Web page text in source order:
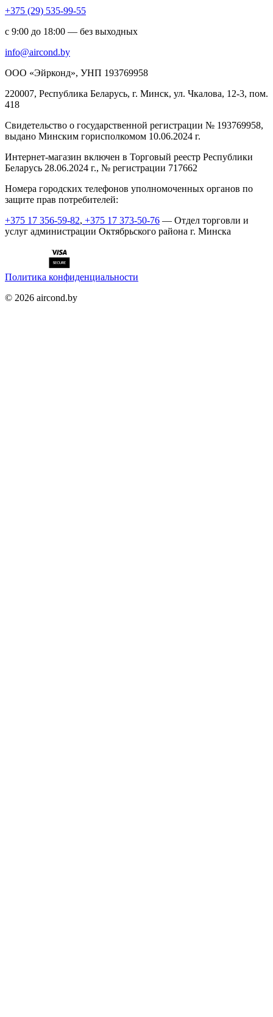
+375 (29) 535-99-55
с 9:00 до 18:00 — без выходных
info@aircond.by
ООО «Эйрконд», УНП 193769958
220007, Республика Беларусь, г. Минск, ул. Чкалова, 12-3, пом.
418
Cвидетельство о государственной регистрации № 193769958,
выдано Минским горисполкомом 10.06.2024 г.
Интернет-магазин включен в Торговый реестр Республики
Беларусь 28.06.2024 г., № регистрации 717662
Номера городских телефонов уполномоченных органов по
защите прав потребителей:
+375 17 356-59-82, +375 17 373-50-76 — Отдел торговли и
услуг администрации Октябрьского района г. Минска
Политика конфиденциальности
© 2026 aircond.by